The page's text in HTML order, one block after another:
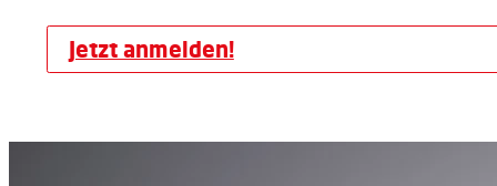
Jetzt anmelden!